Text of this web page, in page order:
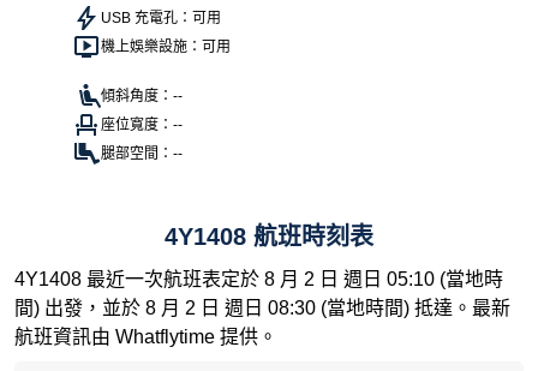
USB 充電孔：可用
機上娛樂設施：可用
傾斜角度：--
座位寬度：--
腿部空間：--
4Y1408 航班時刻表
4Y1408 最近一次航班表定於 8 月 2 日 週日 05:10 (當地時
間) 出發，並於 8 月 2 日 週日 08:30 (當地時間) 抵達。最新
航班資訊由 Whatflytime 提供。